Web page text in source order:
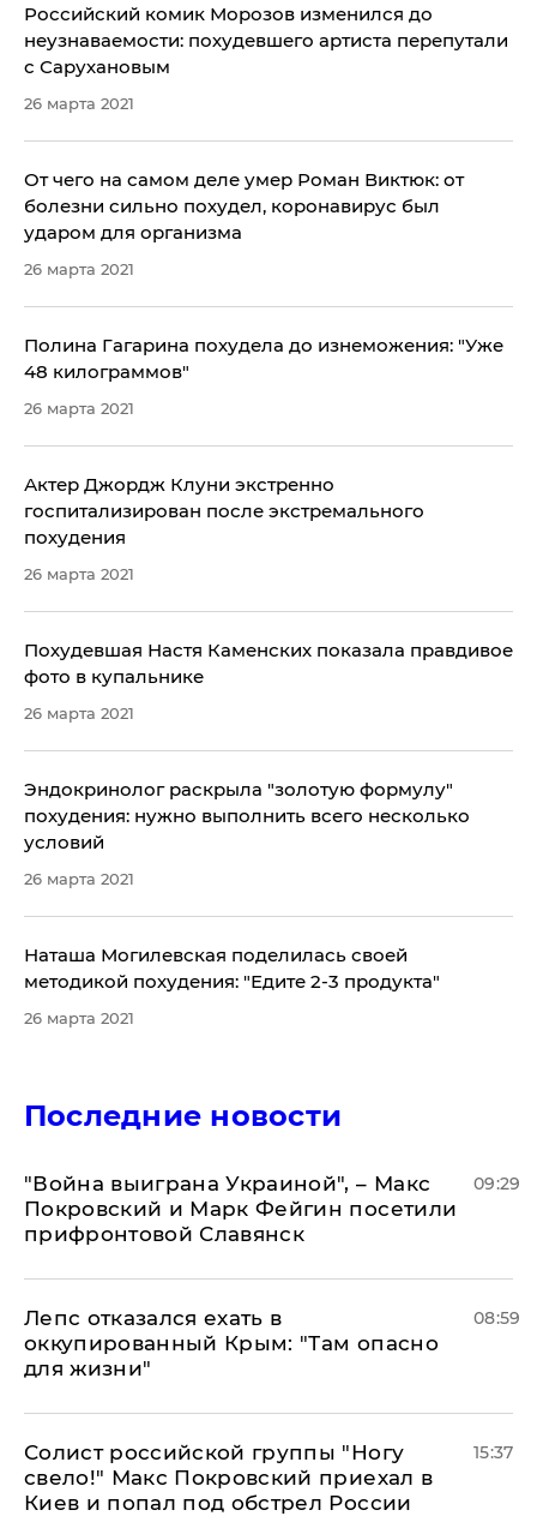
Российский комик Морозов изменился до
неузнаваемости: похудевшего артиста перепутали
с Сарухановым
26 марта 2021
От чего на самом деле умер Роман Виктюк: от
болезни сильно похудел, коронавирус был
ударом для организма
26 марта 2021
Полина Гагарина похудела до изнеможения: "Уже
48 килограммов"
26 марта 2021
Актер Джордж Клуни экстренно
госпитализирован после экстремального
похудения
26 марта 2021
Похудевшая Настя Каменских показала правдивое
фото в купальнике
26 марта 2021
Эндокринолог раскрыла "золотую формулу"
похудения: нужно выполнить всего несколько
условий
26 марта 2021
Наташа Могилевская поделилась своей
методикой похудения: "Едите 2-3 продукта"
26 марта 2021
Последние новости
"Война выиграна Украиной", – Макс
Покровский и Марк Фейгин посетили
прифронтовой Славянск
09:29
Лепс отказался ехать в
оккупированный Крым: "Там опасно
для жизни"
08:59
Солист российской группы "Ногу
свело!" Макс Покровский приехал в
Киев и попал под обстрел России
15:37